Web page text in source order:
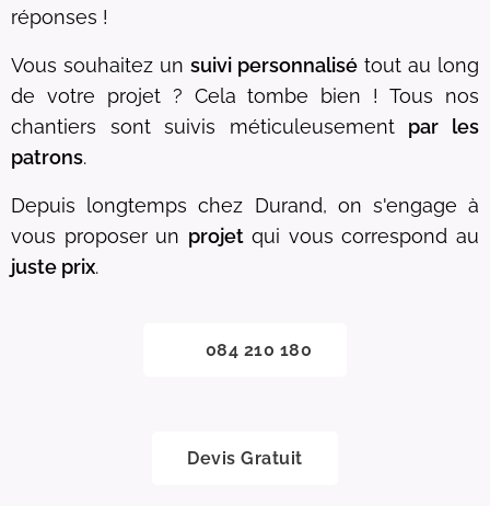
réponses !
Vous souhaitez un suivi personnalisé tout au long
de votre projet ? Cela tombe bien ! Tous nos
chantiers sont suivis méticuleusement par les
patrons.
Depuis longtemps chez Durand, on s'engage à
vous proposer un projetqui vous correspond au
juste prix.
📞 084 210 180
Devis Gratuit